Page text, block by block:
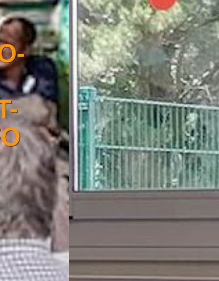
TRANSFO-
E2S :
TRANSITION
NUMÉRIQUE
DANS L'ESS
AU PAYS DE
VANNES
EN SAVOIR PLUS